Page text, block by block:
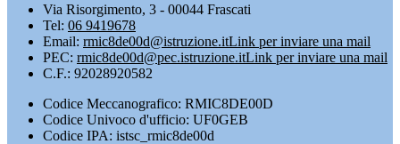
Via Risorgimento, 3 - 00044 Frascati
Tel: 06 9419678
Email: rmic8de00d@istruzione.itLink per inviare una mail
PEC: rmic8de00d@pec.istruzione.itLink per inviare una mail
C.F.: 92028920582
Codice Meccanografico: RMIC8DE00D
Codice Univoco d'ufficio: UF0GEB
Codice IPA: istsc_rmic8de00d